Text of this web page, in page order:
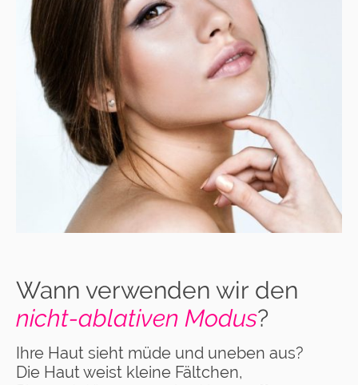
Wann verwenden wir den
nicht-ablativen Modus?
Ihre Haut sieht müde und uneben aus?
Die Haut weist kleine Fältchen,